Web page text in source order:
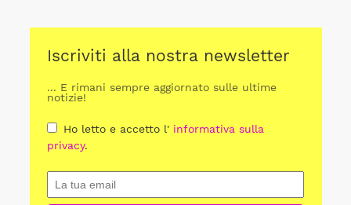
Iscriviti alla nostra newsletter
... E rimani sempre aggiornato sulle ultime
notizie!
Ho letto e accetto l' informativa sulla
privacy.